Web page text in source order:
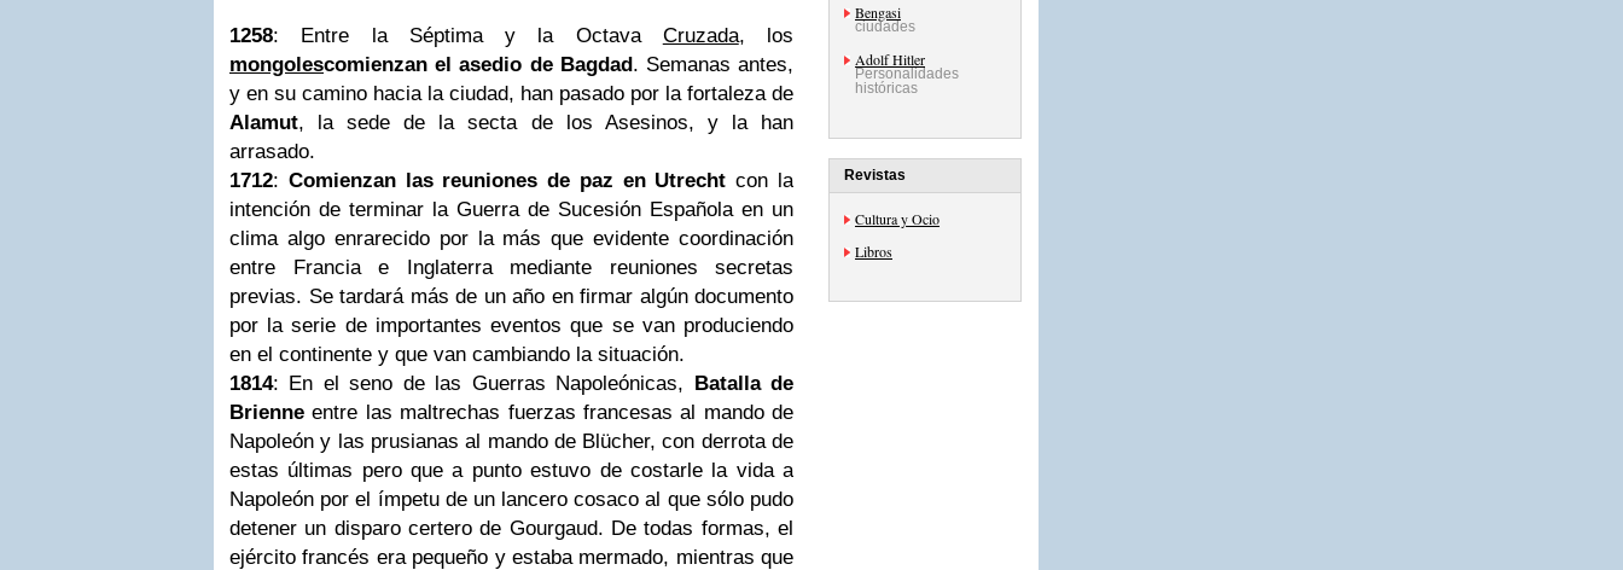
1258: Entre la Séptima y la Octava Cruzada, los
mongolescomienzan el asedio de Bagdad. Semanas antes,
y en su camino hacia la ciudad, han pasado por la fortaleza de
Alamut, la sede de la secta de los Asesinos, y la han
arrasado.
1712: Comienzan las reuniones de paz en Utrecht con la
intención de terminar la Guerra de Sucesión Española en un
clima algo enrarecido por la más que evidente coordinación
entre Francia e Inglaterra mediante reuniones secretas
previas. Se tardará más de un año en firmar algún documento
por la serie de importantes eventos que se van produciendo
en el continente y que van cambiando la situación.
1814: En el seno de las Guerras Napoleónicas, Batalla de
Brienne entre las maltrechas fuerzas francesas al mando de
Napoleón y las prusianas al mando de Blücher, con derrota de
estas últimas pero que a punto estuvo de costarle la vida a
Napoleón por el ímpetu de un lancero cosaco al que sólo pudo
detener un disparo certero de Gourgaud. De todas formas, el
ejército francés era pequeño y estaba mermado, mientras que
Bengasi
ciudades
Adolf Hitler
Personalidades
históricas
Revistas
Cultura y Ocio
Libros